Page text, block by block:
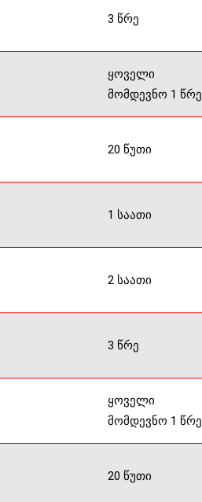
3 წრე
ყოველი
მომდევნო 1 წრე
20 წუთი
1 საათი
2 საათი
3 წრე
ყოველი
მომდევნო 1 წრე
20 წუთი